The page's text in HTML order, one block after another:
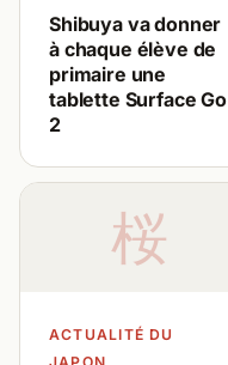
Shibuya va donner
à chaque élève de
primaire une
tablette Surface Go
2
桜
ACTUALITÉ DU